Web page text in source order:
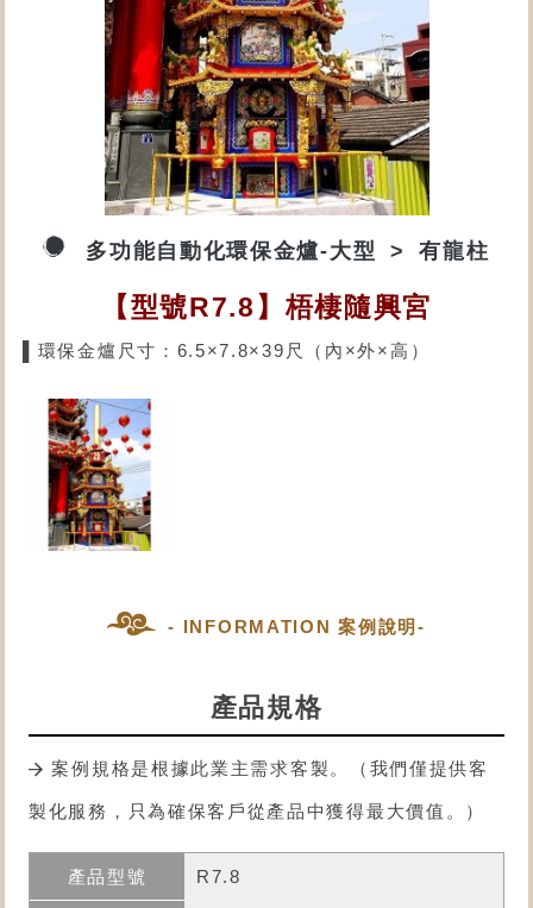
多功能自動化環保金爐-大型 有龍柱
【型號R7.8】梧棲隨興宮
▌環保金爐尺寸：6.5×7.8×39尺（內×外×高）
- INFORMATION 案例說明-
產品規格
案例規格是根據此業主需求客製。（我們僅提供客
製化服務，只為確保客戶從產品中獲得最大價值。）
R7.8